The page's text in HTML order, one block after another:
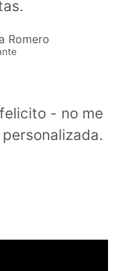
Romero
- no me